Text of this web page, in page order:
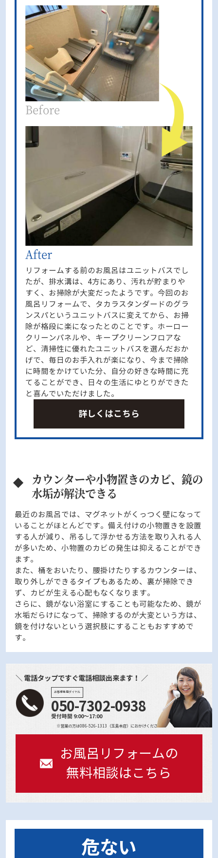
リフォームする前のお風呂はユニットバスでし
たが、排水溝は、4方にあり、汚れが貯まりや
すく、お掃除が大変だったようです。今回のお
風呂リフォームで、タカラスタンダードのグラ
ンスパというユニットバスに変えてから、お掃
除が格段に楽になったとのことです。ホーロー
クリーンパネルや、キープクリーンフロアな
ど、清掃性に優れたユニットバスを選んだおか
げで、毎日のお手入れが楽になり、今まで掃除
に時間をかけていた分、自分の好きな時間に充
てることができ、日々の生活にゆとりができた
と喜んでいただけました。
詳しくはこちら
カウンターや小物置きのカビ、鏡の
水垢が解決できる
最近のお風呂では、マグネットがくっつく壁になって
いることがほとんどです。備え付けの小物置きを設置
する人が減り、吊るして浮かせる方法を取り入れる人
が多いため、小物置のカビの発生は抑えることができ
ます。
また、桶をおいたり、腰掛けたりするカウンターは、
取り外しができるタイプもあるため、裏が掃除でき
ず、カビが生える心配もなくなります。
さらに、鏡がない浴室にすることも可能なため、鏡が
水垢だらけになって、掃除するのが大変という方は、
鏡を付けないという選択肢にすることもおすすめで
す。
＼ 電話タップですぐ電話相談出来ます！ ／
お客様専用ダイヤル
050-7302-0938
受付時間 9:00～17:00
※営業の方は086-526-1313（玉島本店）におかけください
お風呂リフォームの
無料相談はこちら
危ない